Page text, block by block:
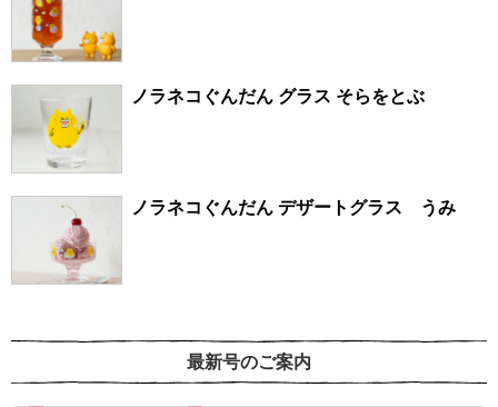
ノラネコぐんだん グラス そらをとぶ
ノラネコぐんだん デザートグラス うみ
最新号のご案内